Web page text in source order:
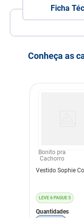
Ficha
Dimensões
Conheça as
Bonito pra
Cachorro
Vestido Sophie
LEVE 6 PAGUE 5
Quantidades